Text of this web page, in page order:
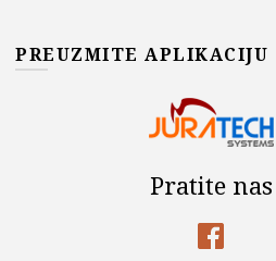
PREUZMITE APLIKACIJU
Pratite nas